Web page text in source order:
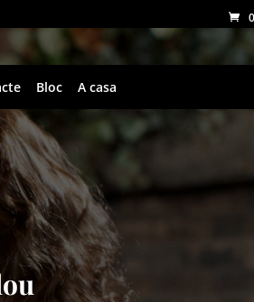
Bloc A casa